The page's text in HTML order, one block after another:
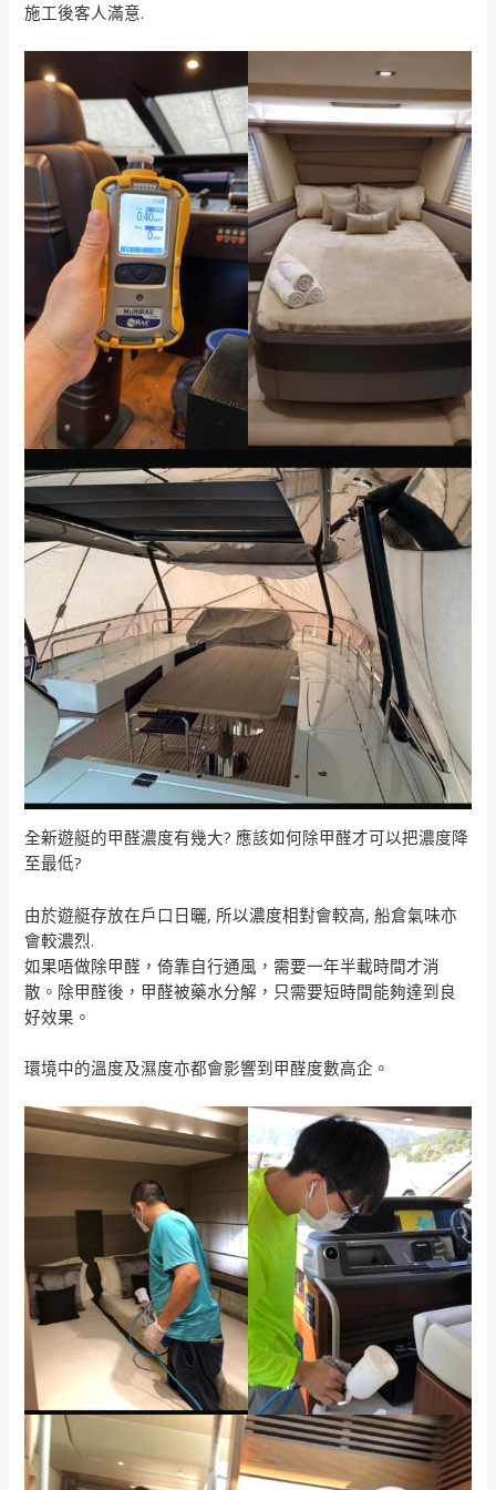
施工後客人滿意.
全新遊艇的甲醛濃度有幾大? 應該如何除甲醛才可以把濃度降
至最低?
由於遊艇存放在戶口日曬, 所以濃度相對會較高, 船倉氣味亦
會較濃烈.
如果唔做除甲醛，倚靠自行通風，需要一年半載時間才消
散。除甲醛後，甲醛被藥水分解，只需要短時間能夠達到良
好效果。
環境中的溫度及濕度亦都會影響到甲醛度數高企。